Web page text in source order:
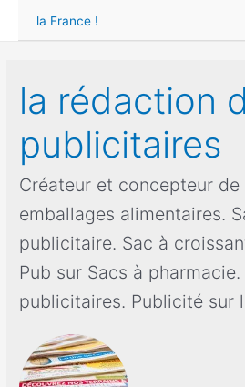
la France !
la rédaction
publicitaires
Créateur et concepteur
emballages alimentaires.
publicitaire. Sac à
Pub sur Sacs à
publicitaires. Publicité sur